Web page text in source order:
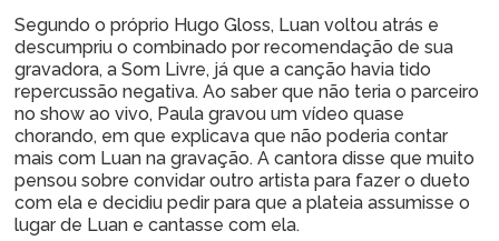
Segundo o próprio Hugo Gloss, Luan voltou atrás e
descumpriu o combinado por recomendação de sua
gravadora, a Som Livre, já que a canção havia tido
repercussão negativa. Ao saber que não teria o parceiro
no show ao vivo, Paula gravou um vídeo quase
chorando, em que explicava que não poderia contar
mais com Luan na gravação. A cantora disse que muito
pensou sobre convidar outro artista para fazer o dueto
com ela e decidiu pedir para que a plateia assumisse o
lugar de Luan e cantasse com ela.